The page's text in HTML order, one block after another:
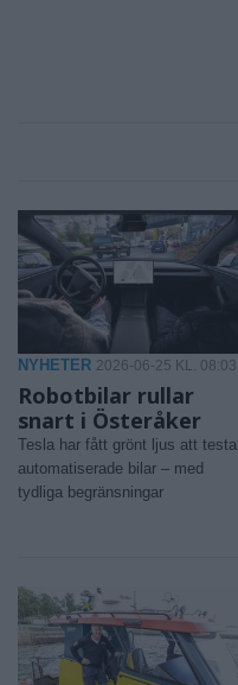
NYHETER 2026-06-25 KL. 08:03
Robotbilar rullar
snart i Österåker
Tesla har fått grönt ljus att testa
automatiserade bilar – med
tydliga begränsningar